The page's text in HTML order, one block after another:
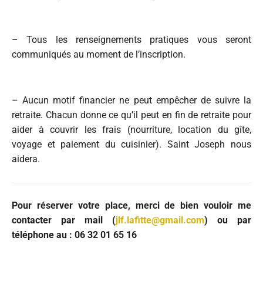
– Tous les renseignements pratiques vous seront
communiqués au moment de l’inscription.
– Aucun motif financier ne peut empêcher de suivre la
retraite. Chacun donne ce qu’il peut en fin de retraite pour
aider à couvrir les frais (nourriture, location du gîte,
voyage et paiement du cuisinier). Saint Joseph nous
aidera.
Pour réserver votre place, merci de bien vouloir me
contacter par mail (jlf.lafitte@gmail.com) ou par
téléphone au : 06 32 01 65 16